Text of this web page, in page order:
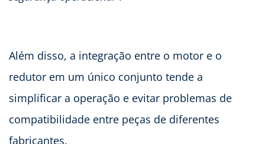
Além disso, a integração entre o motor e o
redutor em um único conjunto tende a
simplificar a operação e evitar problemas de
compatibilidade entre peças de diferentes
fabricantes.